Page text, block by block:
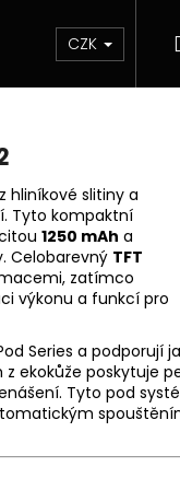
novinky
CZK
hliníkové slitiny a
Tyto kompaktní
1250 mAh a
Celobarevný TFT
zatímco
výkonu a funkcí pro
Series a podporují
ekokůže poskytuje
Tyto pod